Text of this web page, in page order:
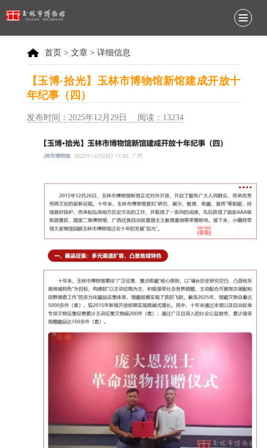
首页 > 文章> 详细信息
【玉博·拾光】玉林市博物馆新馆建成开放十
年纪事（四）
发布时间：2025年12月29日 阅读：13234